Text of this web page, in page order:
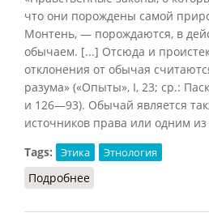
что они порождены самой
Монтень, — порождаются, в
обычаем. [...] Отсюда и
отклонения от обычая
разума» («Опыты», I, 23; ср.:
и 126—93). Обычай является
источников права или одним
Tags:
Этика Этнология
Подробнее